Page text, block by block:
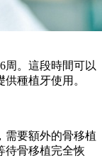
。這段時間可以
種植牙使用。
要額外的骨移植
待骨移植完全恢